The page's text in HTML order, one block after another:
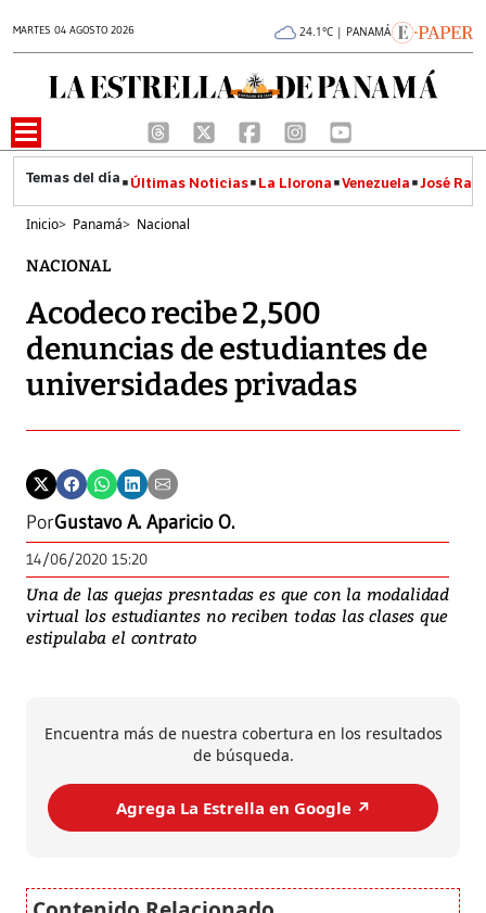
MARTES 04 AGOSTO 2026 24.1°C | PANAMÁ
Últimas Noticias La Llorona Venezuela José
Inicio> Panamá> Nacional
NACIONAL
Acodeco recibe 2,500
denuncias de estudiantes de
universidades privadas
PorGustavo A. Aparicio O.
14/06/2020 15:20
Una de las quejas presntadas es que con la modalidad
virtual los estudiantes no reciben todas las clases que
estipulaba el contrato
Encuentra más de nuestra cobertura en los resultados
de búsqueda.
Agrega La Estrella en Google ↗️